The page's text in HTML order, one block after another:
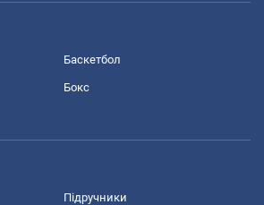
Баскетбол
Бокс
Підручники